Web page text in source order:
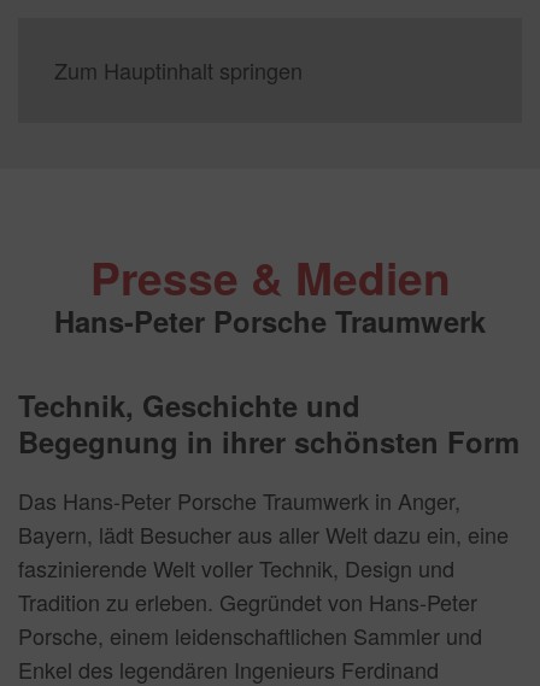
Zum Hauptinhalt springen
Presse & Medien
Hans-Peter Porsche Traumwerk
Technik, Geschichte und
Begegnung in ihrer schönsten Form
Das Hans-Peter Porsche Traumwerk in Anger,
Bayern, lädt Besucher aus aller Welt dazu ein, eine
faszinierende Welt voller Technik, Design und
Tradition zu erleben. Gegründet von Hans-Peter
Porsche, einem leidenschaftlichen Sammler und
Enkel des legendären Ingenieurs Ferdinand